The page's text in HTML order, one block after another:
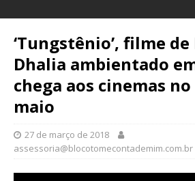
‘Tungstênio’, filme
Dhalia ambientado
chega aos cinemas
maio
27 de março de 2018
assessoria@blocotomecontademim.com.br